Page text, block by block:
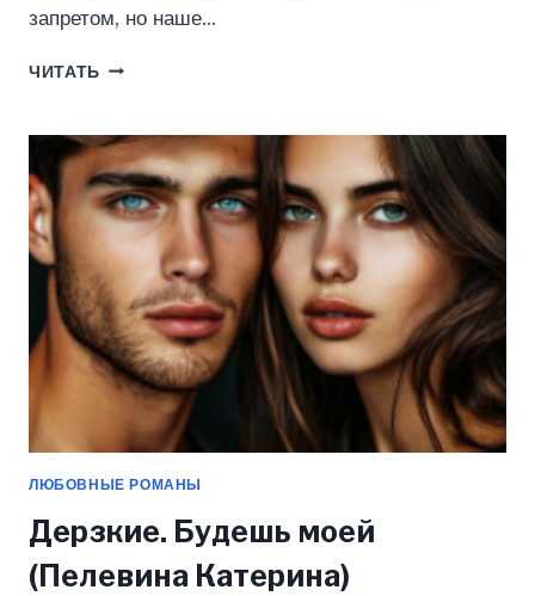
запретом, но наше…
ЧИТАТЬ ВНЕ
КАТЕРИНА)
ЛЮБОВНЫЕ РОМАНЫ
Дерзкие. Будешь моей
(Пелевина Катерина)